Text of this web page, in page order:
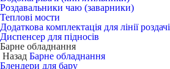
Роздавальники чаю (заварники)
Теплові мости
Додаткова комплектація для лінії роздачі
Диспенсер для підносів
Барне обладнання
Назад Барне обладнання
Блендери для бару